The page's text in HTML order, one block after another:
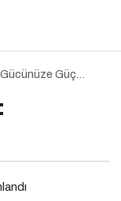
Güç
Doğal Statin